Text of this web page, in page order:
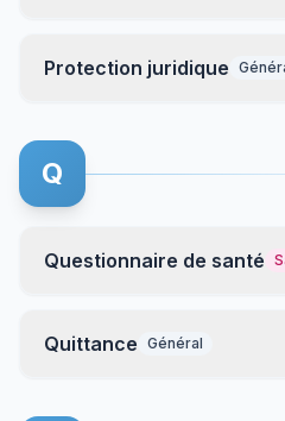
Protection juridique
Q
Questionnaire de santé
Quittance Général